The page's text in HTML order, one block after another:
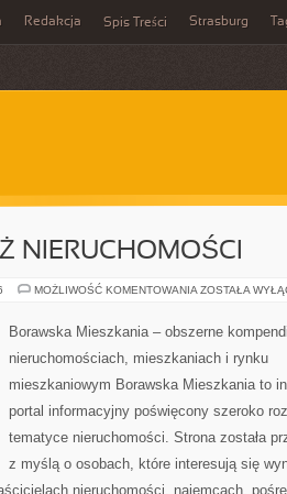
Redakcja Spis Treści Strasburg
NIERUCHOMOŚCI
MOŻLIWOŚĆ KOMENTOWANIA KUPNO
NIERUCHOMOŚCI
ZOSTAŁA
Borawska Mieszkania – obszerne
nieruchomościach, mieszkaniach i rynku
mieszkaniowym Borawska Mieszkania to
portal informacyjny poświęcony szeroko
tematyce nieruchomości. Strona została
z myślą o osobach, które interesują się
nieruchomości, najemcach,